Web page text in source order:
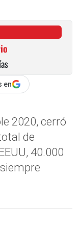
en
2020, cerró
de
40.000